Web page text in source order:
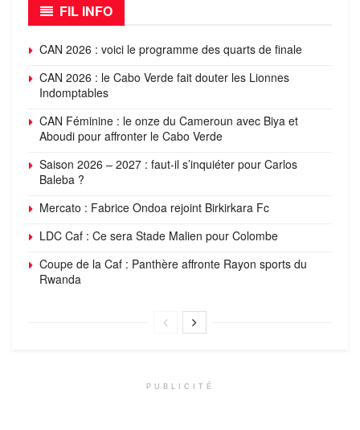
FIL INFO
CAN 2026 : voici le programme des quarts de finale
CAN 2026 : le Cabo Verde fait douter les Lionnes
Indomptables
CAN Féminine : le onze du Cameroun avec Biya et
Aboudi pour affronter le Cabo Verde
Saison 2026 – 2027 : faut-il s’inquiéter pour Carlos
Baleba ?
Mercato : Fabrice Ondoa rejoint Birkirkara Fc
LDC Caf : Ce sera Stade Malien pour Colombe
Coupe de la Caf : Panthère affronte Rayon sports du
Rwanda
PUBLICITÉ